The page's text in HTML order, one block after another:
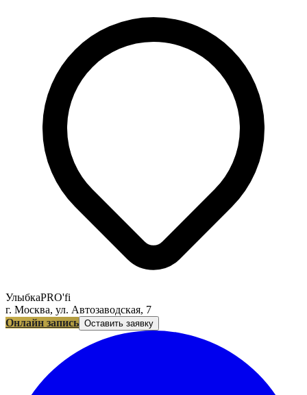
УлыбкаPRO'fi
г. Москва, ул. Автозаводская, 7
Онлайн запись Оставить заявку